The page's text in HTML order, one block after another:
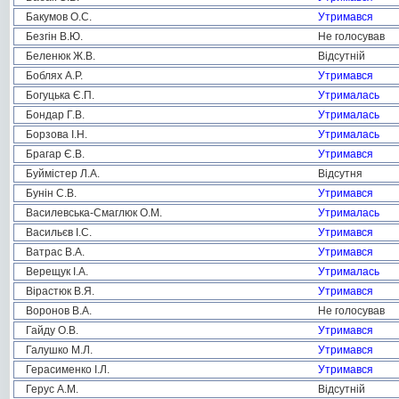
Бакумов О.С.
Утримався
Безгін В.Ю.
Не голосував
Беленюк Ж.В.
Відсутній
Боблях А.Р.
Утримався
Богуцька Є.П.
Утрималась
Бондар Г.В.
Утрималась
Борзова І.Н.
Утрималась
Брагар Є.В.
Утримався
Буймістер Л.А.
Відсутня
Бунін С.В.
Утримався
Василевська-Смаглюк О.М.
Утрималась
Васильєв І.С.
Утримався
Ватрас В.А.
Утримався
Верещук І.А.
Утрималась
Вірастюк В.Я.
Утримався
Воронов В.А.
Не голосував
Гайду О.В.
Утримався
Галушко М.Л.
Утримався
Герасименко І.Л.
Утримався
Герус А.М.
Відсутній